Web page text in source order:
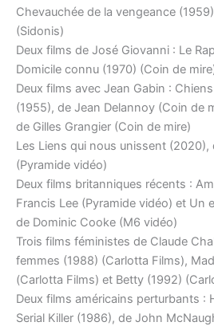
Chevauchée de la vengeance
(Sidonis)
Deux films de José Giovanni : Le
Domicile connu (1970) (Coin de
Deux films avec Jean Gabin :
(1955), de Jean Delannoy (Coin de
de Gilles Grangier (Coin de mire)
Les Liens qui nous unissent (2020),
(Pyramide vidéo)
Deux films britanniques récents :
Francis Lee (Pyramide vidéo) et Un
de Dominic Cooke (M6 vidéo)
Trois films féministes de Claude
femmes (1988) (Carlotta Films),
(Carlotta Films) et Betty (1992)
Deux films américains perturbants :
Serial Killer (1986), de John